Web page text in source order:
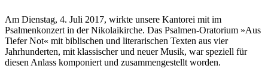
Am Dienstag, 4. Juli 2017, wirkte unsere Kantorei mit im
Psalmenkonzert in der Nikolaikirche. Das Psalmen-Oratorium »Aus
Tiefer Not« mit biblischen und literarischen Texten aus vier
Jahrhunderten, mit klassischer und neuer Musik, war speziell für
diesen Anlass komponiert und zusammengestellt worden.